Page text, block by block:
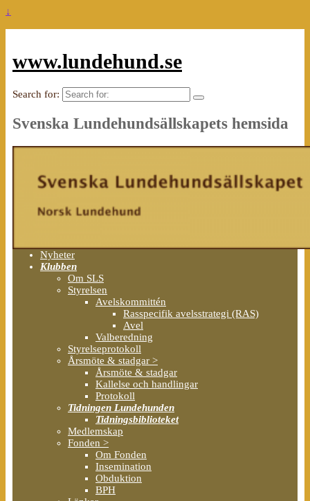
↓
www.lundehund.se
Search for:
Svenska Lundehundsällskapets hemsida
Nyheter
Klubben
Om SLS
Styrelsen
Avelskommittén
Rasspecifik avelsstrategi (RAS)
Avel
Valberedning
Styrelseprotokoll
Årsmöte & stadgar >
Årsmöte & stadgar
Kallelse och handlingar
Protokoll
Tidningen Lundehunden
Tidningsbiblioteket
Medlemskap
Fonden >
Om Fonden
Insemination
Obduktion
BPH